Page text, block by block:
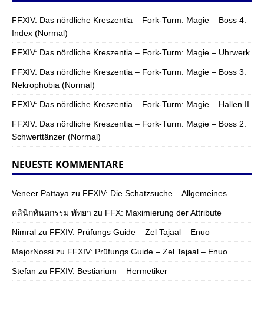
FFXIV: Das nördliche Kreszentia – Fork-Turm: Magie – Boss 4:
Index (Normal)
FFXIV: Das nördliche Kreszentia – Fork-Turm: Magie – Uhrwerk
FFXIV: Das nördliche Kreszentia – Fork-Turm: Magie – Boss 3:
Nekrophobia (Normal)
FFXIV: Das nördliche Kreszentia – Fork-Turm: Magie – Hallen II
FFXIV: Das nördliche Kreszentia – Fork-Turm: Magie – Boss 2:
Schwerttänzer (Normal)
NEUESTE KOMMENTARE
Veneer Pattaya zu FFXIV: Die Schatzsuche – Allgemeines
คลินิกทันตกรรม พัทยา zu FFX: Maximierung der Attribute
Nimral zu FFXIV: Prüfungs Guide – Zel Tajaal – Enuo
MajorNossi zu FFXIV: Prüfungs Guide – Zel Tajaal – Enuo
Stefan zu FFXIV: Bestiarium – Hermetiker